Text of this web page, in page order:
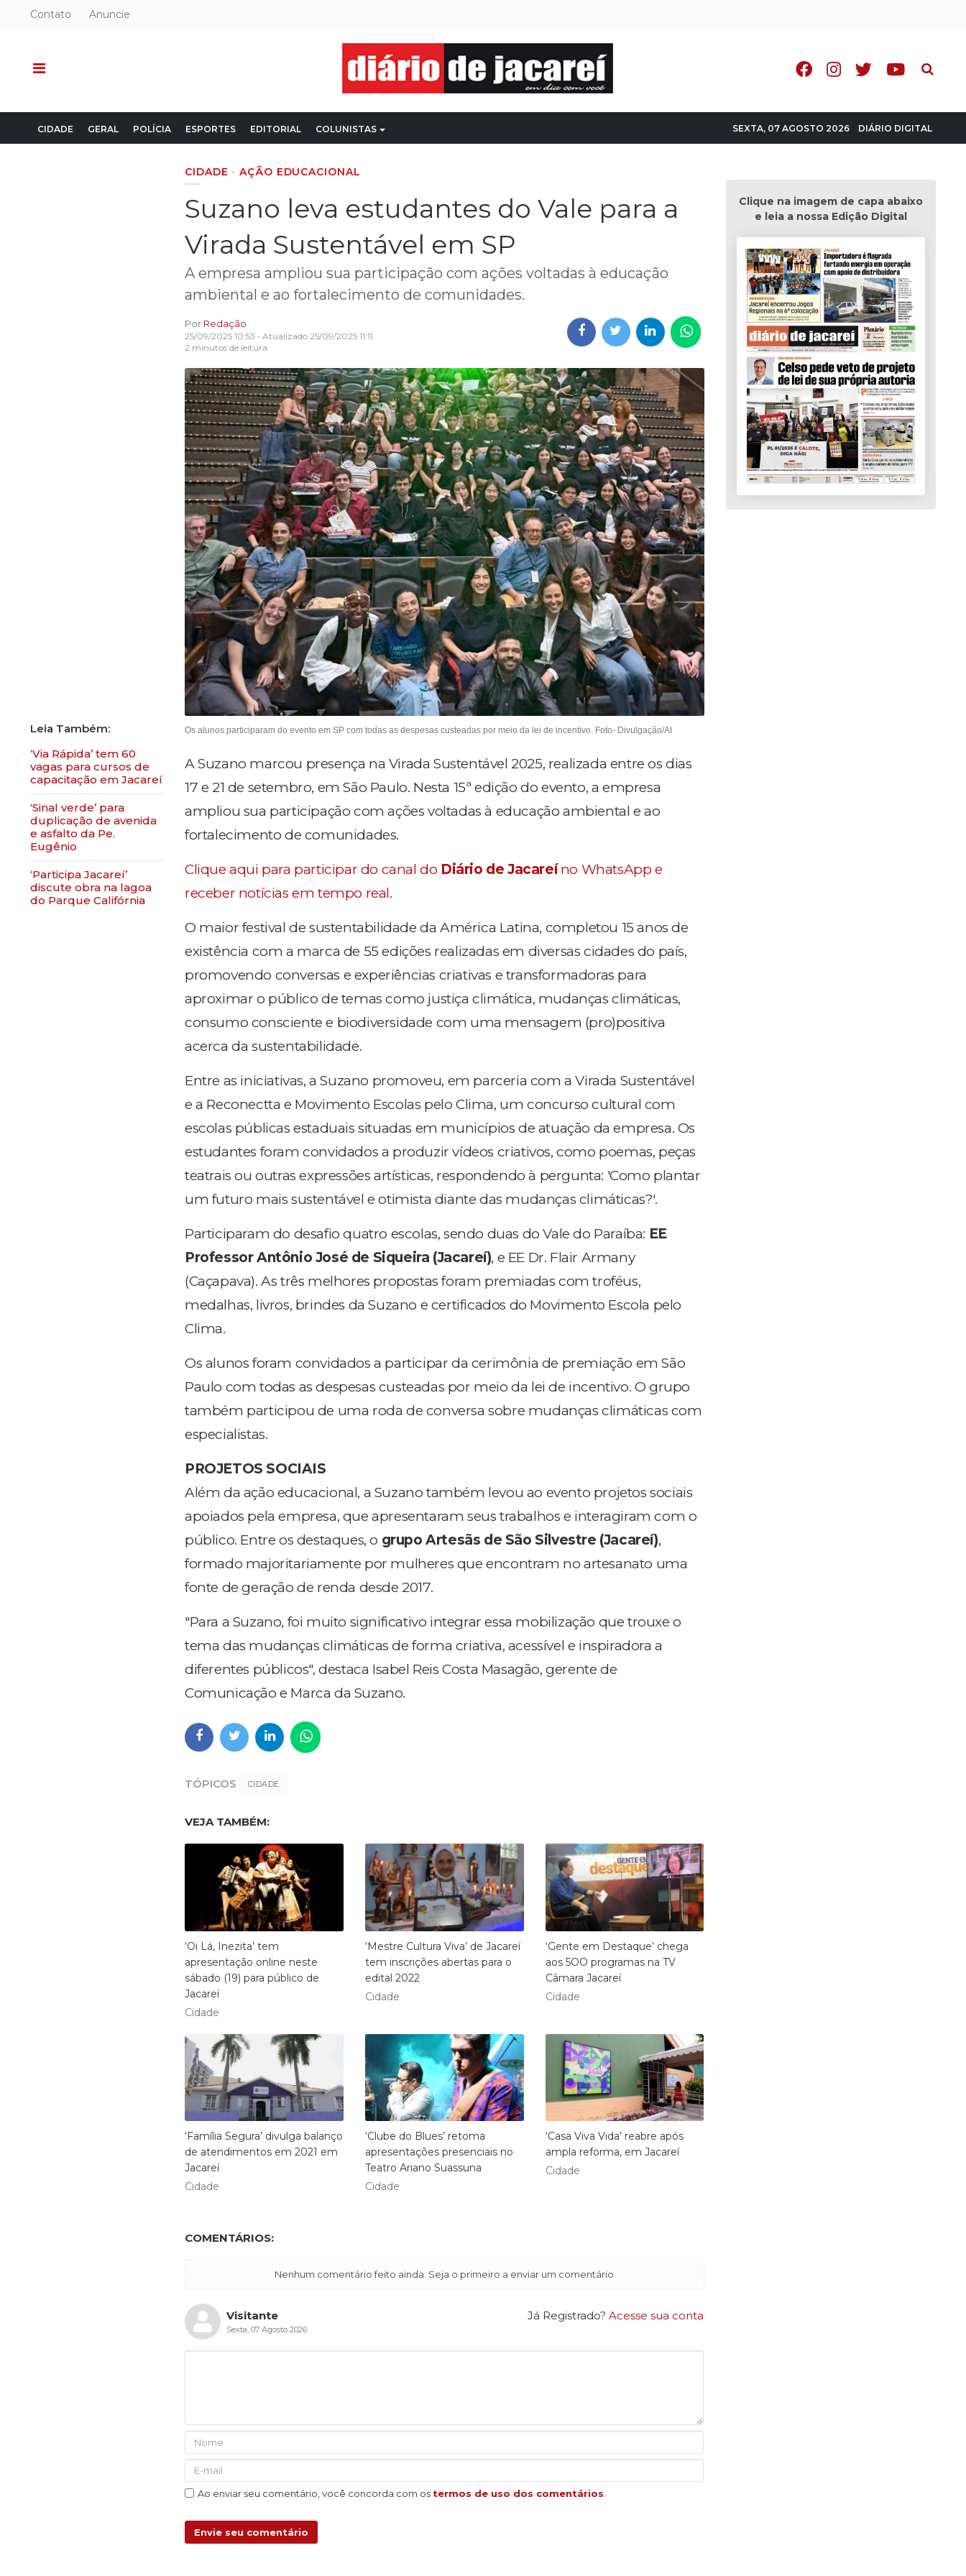
Contato Anuncie
Pesquisa
CIDADE GERAL POLÍCIA ESPORTES EDITORIAL COLUNISTAS SEXTA, 07 AGOSTO 2026 DIÁRIO DIGITAL
‘Via Rápida’ tem 60
vagas para cursos de
capacitação em Jacareí
‘Sinal verde’ para
duplicação de avenida
e asfalto da Pe.
Eugênio
‘Participa Jacareí’
discute obra na lagoa
do Parque Califórnia
CIDADE AÇÃO EDUCACIONAL
Suzano leva estudantes do Vale para a
Virada Sustentável em SP
A empresa ampliou sua participação com ações voltadas à educação
ambiental e ao fortalecimento de comunidades.
Por Redação
25/09/2025 10:53 • Atualizado 25/09/2025 11:11
2 minutos de leitura
Os alunos participaram do evento em SP com todas as despesas custeadas por meio da lei de incentivo. Foto- Divulgação/AI
A Suzano marcou presença na Virada Sustentável 2025, realizada entre os dias
17 e 21 de setembro, em São Paulo. Nesta 15ª edição do evento, a empresa
ampliou sua participação com ações voltadas à educação ambiental e ao
fortalecimento de comunidades.
Clique aqui para participar do canal do Diário de Jacareíno WhatsApp e
receber notícias em tempo real.
O maior festival de sustentabilidade da América Latina, completou 15 anos de
existência com a marca de 55 edições realizadas em diversas cidades do país,
promovendo conversas e experiências criativas e transformadoras para
aproximar o público de temas como justiça climática, mudanças climáticas,
consumo consciente e biodiversidade com uma mensagem (pro)positiva
acerca da sustentabilidade.
Entre as iniciativas, a Suzano promoveu, em parceria com a Virada Sustentável
e a Reconectta e Movimento Escolas pelo Clima, um concurso cultural com
escolas públicas estaduais situadas em municípios de atuação da empresa. Os
estudantes foram convidados a produzir vídeos criativos, como poemas, peças
teatrais ou outras expressões artísticas, respondendo à pergunta: 'Como plantar
um futuro mais sustentável e otimista diante das mudanças climáticas?'.
Participaram do desafio quatro escolas, sendo duas do Vale do Paraíba: EE
Professor Antônio José de Siqueira (Jacareí), e EE Dr. Flair Armany
(Caçapava). As três melhores propostas foram premiadas com troféus,
medalhas, livros, brindes da Suzano e certificados do Movimento Escola pelo
Clima.
Os alunos foram convidados a participar da cerimônia de premiação em São
Paulo com todas as despesas custeadas por meio da lei de incentivo. O grupo
também participou de uma roda de conversa sobre mudanças climáticas com
especialistas.
PROJETOS SOCIAIS
Além da ação educacional, a Suzano também levou ao evento projetos sociais
apoiados pela empresa, que apresentaram seus trabalhos e interagiram com o
público. Entre os destaques, o grupo Artesãs de São Silvestre (Jacareí),
formado majoritariamente por mulheres que encontram no artesanato uma
fonte de geração de renda desde 2017.
"Para a Suzano, foi muito significativo integrar essa mobilização que trouxe o
tema das mudanças climáticas de forma criativa, acessível e inspiradora a
diferentes públicos", destaca Isabel Reis Costa Masagão, gerente de
Comunicação e Marca da Suzano.
TÓPICOS CIDADE
VEJA TAMBÉM:
‘Oi Lá, Inezita’ tem
apresentação online neste
sábado (19) para público de
Jacareí
Cidade
‘Mestre Cultura Viva’ de Jacareí
tem inscrições abertas para o
edital 2022
Cidade
‘Gente em Destaque’ chega
aos 5OO programas na TV
Câmara Jacareí
Cidade
‘Família Segura’ divulga balanço
de atendimentos em 2021 em
Jacareí
Cidade
‘Clube do Blues’ retoma
apresentações presenciais no
Teatro Ariano Suassuna
Cidade
‘Casa Viva Vida’ reabre após
ampla reforma, em Jacareí
Cidade
COMENTÁRIOS:
Nenhum comentário feito ainda. Seja o primeiro a enviar um comentário
Já Registrado? Acesse sua conta
Visitante
Sexta, 07 Agosto 2026
Ao enviar seu comentário, você concorda com os termos de uso dos comentários
Envie seu comentário
Clique na imagem de capa abaixo
e leia a nossa Edição Digital